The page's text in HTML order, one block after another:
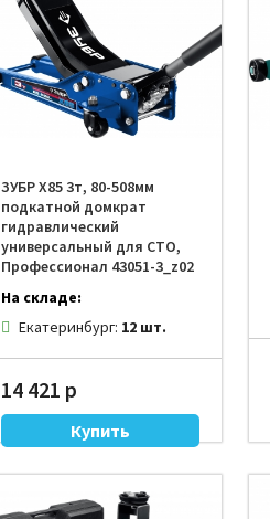
Резьбонарезной инструмент
ЗУБР X85 3т, 80-508мм
подкатной домкрат
гидравлический
универсальный для СТО,
Профессионал 43051-3_z02
На складе:
Екатеринбург: 12 шт.
14 421 р